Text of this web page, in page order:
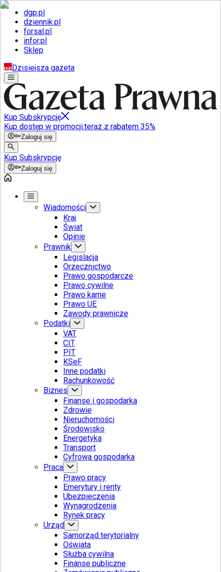
dgp.pl
dziennik.pl
forsal.pl
infor.pl
Sklep
Dzisiejsza gazeta
Kup Subskrypcję
Kup dostęp w promocji:teraz z rabatem 35%
Zaloguj się
Kup Subskrypcję
Zaloguj się
Wiadomości
Kraj
Świat
Opinie
Prawnik
Legislacja
Orzecznictwo
Prawo gospodarcze
Prawo cywilne
Prawo karne
Prawo UE
Zawody prawnicze
Podatki
VAT
CIT
PIT
KSeF
Inne podatki
Rachunkowość
Biznes
Finanse i gospodarka
Zdrowie
Nieruchomości
Środowisko
Energetyka
Transport
Cyfrowa gospodarka
Praca
Prawo pracy
Emerytury i renty
Ubezpieczenia
Wynagrodzenia
Rynek pracy
Urząd
Samorząd terytorialny
Oświata
Służba cywilna
Finanse publiczne